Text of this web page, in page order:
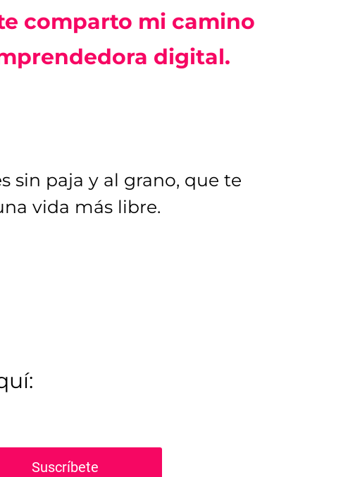
comparto mi camino
digital.
sin paja y al grano, que te
vida más libre.
Suscríbete